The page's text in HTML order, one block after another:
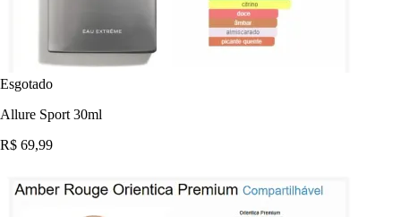
Esgotado
Allure Sport 30ml
R$ 69,99